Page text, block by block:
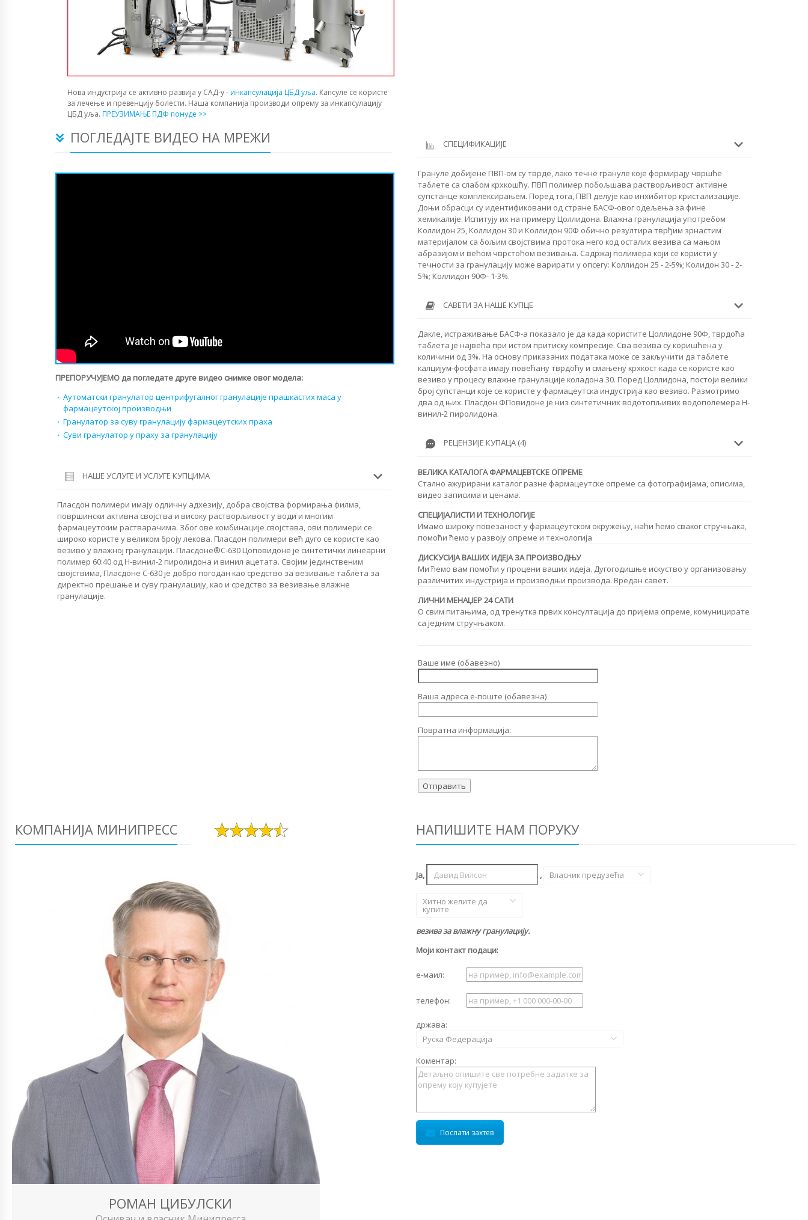
Нова индустрија се активно развија у САД-у -инкапсулација ЦБД уља. Капсуле се користе
за лечење и превенцију болести. Наша компанија производи опрему за инкапсулацију
ЦБД уља. ПРЕУЗИМАЊЕ ПДФ понуде >>
ПОГЛЕДАЈТЕ ВИДЕО НА МРЕЖИ
ПРЕПОРУЧУЈЕМО да погледате друге видео снимке овог модела:
Аутоматски гранулатор центрифугалног гранулације прашкастих маса у
фармацеутској производњи
Гранулатор за суву гранулацију фармацеутских праха
Суви гранулатор у праху за гранулацију
НАШЕ УСЛУГЕ И УСЛУГЕ КУПЦИМА
Пласдон полимери имају одличну адхезију, добра својства формирања филма,
површински активна својства и високу растворљивост у води и многим
фармацеутским растварачима. Због ове комбинације својстава, ови полимери се
широко користе у великом броју лекова. Пласдон полимери већ дуго се користе као
везиво у влажној гранулацији. Пласдоне®С-630 Цоповидоне је синтетички линеарни
полимер 60:40 од Н-винил-2 пиролидона и винил ацетата. Својим јединственим
својствима, Пласдоне С-630 је добро погодан као средство за везивање таблета за
директно прешање и суву гранулацију, као и средство за везивање влажне
гранулације.
СПЕЦИФИКАЦИЈЕ
Грануле добијене ПВП-ом су тврде, лако течне грануле које формирају чвршће
таблете са слабом крхкошћу. ПВП полимер побољшава растворљивост активне
супстанце комплексирањем. Поред тога, ПВП делује као инхибитор кристализације.
Доњи обрасци су идентификовани од стране БАСФ-овог одељења за фине
хемикалије. Испитују их на примеру Цоллидона. Влажна гранулација употребом
Коллидон 25, Коллидон 30 и Коллидон 90Ф обично резултира тврђим зрнастим
материјалом са бољим својствима протока него код осталих везива са мањом
абразијом и већом чврстоћом везивања. Садржај полимера који се користи у
течности за гранулацију може варирати у опсегу: Коллидон 25 - 2-5%; Колидон 30 - 2-
5%; Коллидон 90Ф- 1-3%.
САВЕТИ ЗА НАШЕ КУПЦЕ
Дакле, истраживање БАСФ-а показало је да када користите Цоллидоне 90Ф, тврдоћа
таблета је највећа при истом притиску компресије. Сва везива су коришћена у
количини од 3%. На основу приказаних података може се закључити да таблете
калцијум-фосфата имају повећану тврдоћу и смањену крхкост када се користе као
везиво у процесу влажне гранулације коладона 30. Поред Цоллидона, постоји велики
број супстанци које се користе у фармацеутска индустрија као везиво. Размотримо
два од њих. Пласдон ФПовидоне је низ синтетичних водотопљивих водополемера Н-
винил-2 пиролидона.
РЕЦЕНЗИЈЕ КУПАЦА (4)
ВЕЛИКА КАТАЛОГА ФАРМАЦЕВТСКЕ ОПРЕМЕ
Стално ажурирани каталог разне фармацеутске опреме са фотографијама, описима,
видео записима и ценама.
СПЕЦИЈАЛИСТИ И ТЕХНОЛОГИЈЕ
Имамо широку повезаност у фармацеутском окружењу, наћи ћемо сваког стручњака,
помоћи ћемо у развоју опреме и технологија
ДИСКУСИЈА ВАШИХ ИДЕЈА ЗА ПРОИЗВОДЊУ
Ми ћемо вам помоћи у процени ваших идеја. Дугогодишње искуство у организовању
различитих индустрија и производњи производа. Вредан савет.
ЛИЧНИ МЕНАЏЕР 24 САТИ
О свим питањима, од тренутка првих консултација до пријема опреме, комуницирате
са једним стручњаком.
Ваше име (обавезно)
Ваша адреса е-поште (обавезна)
Повратна информација:
КОМПАНИЈА МИНИПРЕСС
РОМАН ЦИБУЛСКИ
НАПИШИТЕ НАМ ПОРУКУ
Ја, , Власник предузећа
,
Хитно желите да
купите
везива за влажну гранулацију.
Моји контакт подаци:
е-маил:
телефон:
држава:
Руска Федерација
Коментар:
Послати захтев